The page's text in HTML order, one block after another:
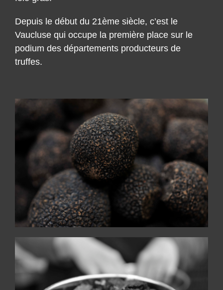
Vaucluse qui occupe la première place sur le
podium des départements producteurs de
truffes.